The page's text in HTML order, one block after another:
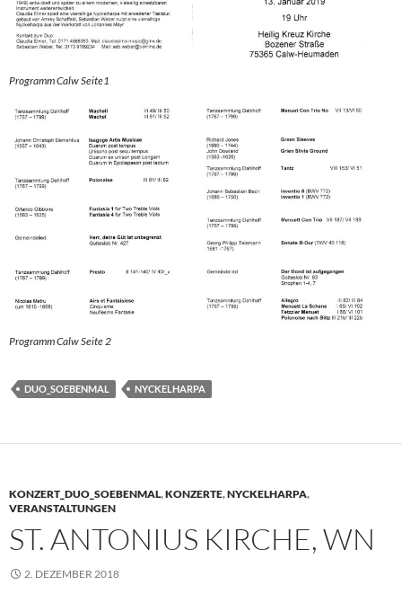
Programm Calw Seite1
Programm Calw Seite 2
DUO_SOEBENMAL NYCKELHARPA
KONZERT_DUO_SOEBENMAL,KONZERTE,NYCKELHARPA,
VERANSTALTUNGEN
ST. ANTONIUS KIRCHE, WN
2. DEZEMBER 2018